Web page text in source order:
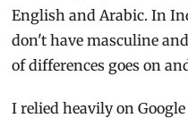
English and Arabic. In
don't have masculine
of differences goes on
I relied heavily on